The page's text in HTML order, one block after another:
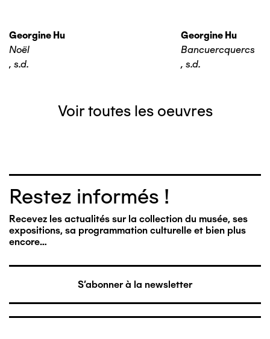
Georgine Hu
Noël
, s.d.
Georgine Hu
Bancuercquercs
, s.d.
Voir toutes les oeuvres
Restez informés !
Recevez les actualités sur la collection du musée, ses
expositions, sa programmation culturelle et bien plus
encore…
S'abonner à la newsletter